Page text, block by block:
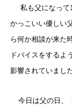
私も父になって
かっこいい優しい
ら何か相談が来た
ドバイスをするよ
影響されていました
今日は父の日、